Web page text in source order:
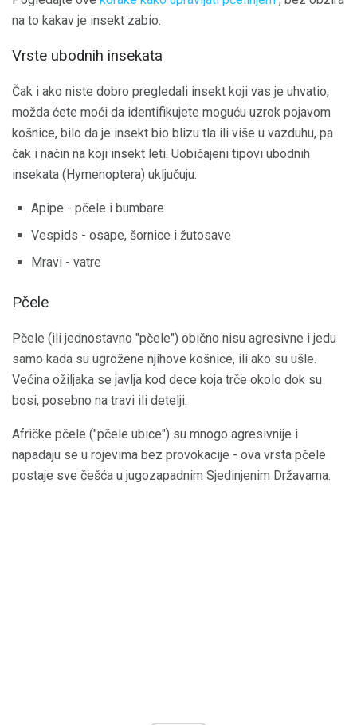
na to kakav je insekt zabio.
Vrste ubodnih insekata
Čak i ako niste dobro pregledali insekt koji vas je uhvatio,
možda ćete moći da identifikujete moguću uzrok pojavom
košnice, bilo da je insekt bio blizu tla ili više u vazduhu, pa
čak i način na koji insekt leti. Uobičajeni tipovi ubodnih
insekata (Hymenoptera) uključuju:
Apipe - pčele i bumbare
Vespids - osape, šornice i žutosave
Mravi - vatre
Pčele
Pčele (ili jednostavno "pčele") obično nisu agresivne i jedu
samo kada su ugrožene njihove košnice, ili ako su ušle.
Većina ožiljaka se javlja kod dece koja trče okolo dok su
bosi, posebno na travi ili detelji.
Afričke pčele ("pčele ubice") su mnogo agresivnije i
napadaju se u rojevima bez provokacije - ova vrsta pčele
postaje sve češća u jugozapadnim Sjedinjenim Državama.